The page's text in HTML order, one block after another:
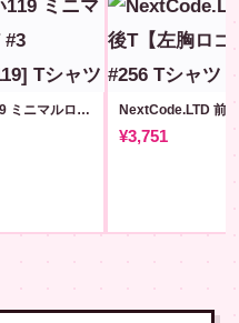
住まい119 ミニマルロゴT #3 [sumai119]
¥3,751